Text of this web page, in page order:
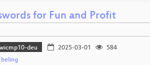
for Fun and Profit
wicmp10-deu 2025-03-01
584